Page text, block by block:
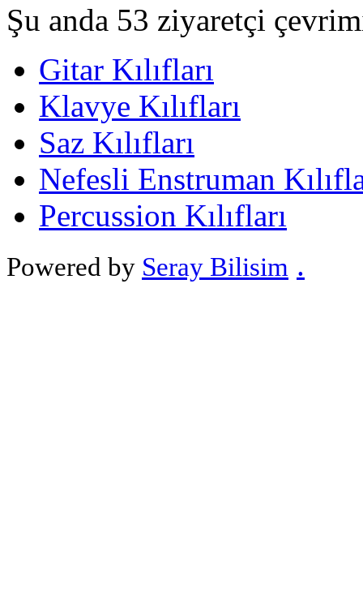
Şu anda 53 ziyaretçi
Gitar Kılıfları
Klavye Kılıfları
Saz Kılıfları
Nefesli Enstruman
Percussion Kılıfları
Powered by Seray Bilisim .